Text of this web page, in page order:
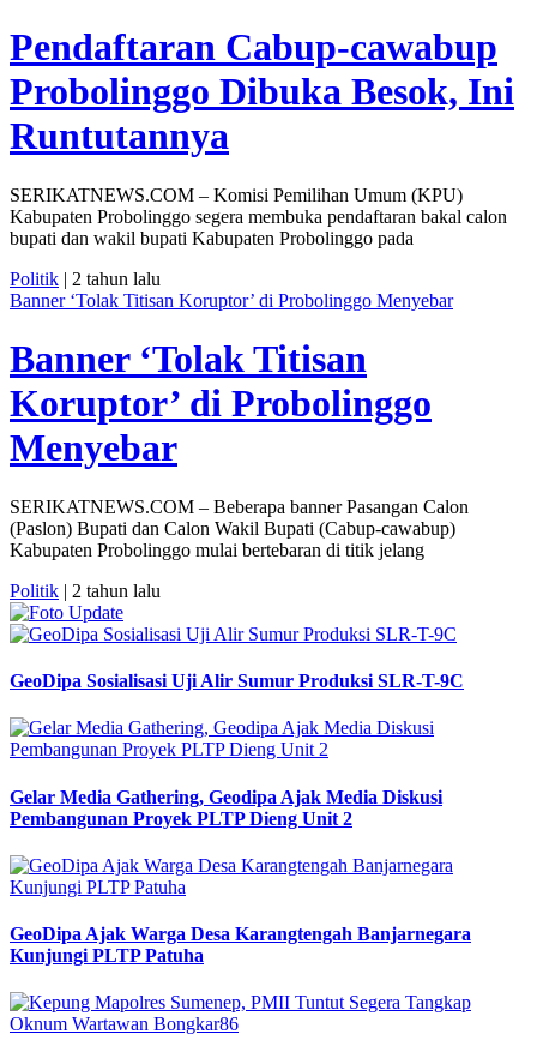
Pendaftaran Cabup-cawabup
Probolinggo Dibuka Besok, Ini
Runtutannya
SERIKATNEWS.COM – Komisi Pemilihan Umum (KPU)
Kabupaten Probolinggo segera membuka pendaftaran bakal calon
bupati dan wakil bupati Kabupaten Probolinggo pada
Politik | 2 tahun lalu
Banner ‘Tolak Titisan Koruptor’ di Probolinggo Menyebar
Banner ‘Tolak Titisan
Koruptor’ di Probolinggo
Menyebar
SERIKATNEWS.COM – Beberapa banner Pasangan Calon
(Paslon) Bupati dan Calon Wakil Bupati (Cabup-cawabup)
Kabupaten Probolinggo mulai bertebaran di titik jelang
Politik | 2 tahun lalu
GeoDipa Sosialisasi Uji Alir Sumur Produksi SLR-T-9C
Gelar Media Gathering, Geodipa Ajak Media Diskusi
Pembangunan Proyek PLTP Dieng Unit 2
GeoDipa Ajak Warga Desa Karangtengah Banjarnegara
Kunjungi PLTP Patuha